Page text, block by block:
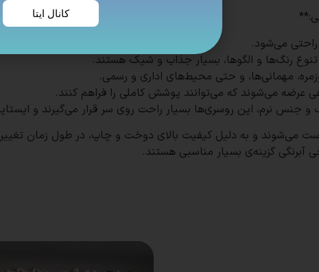
گزینه‌ی بسیار مناسبی هستند.
کانال ایتا